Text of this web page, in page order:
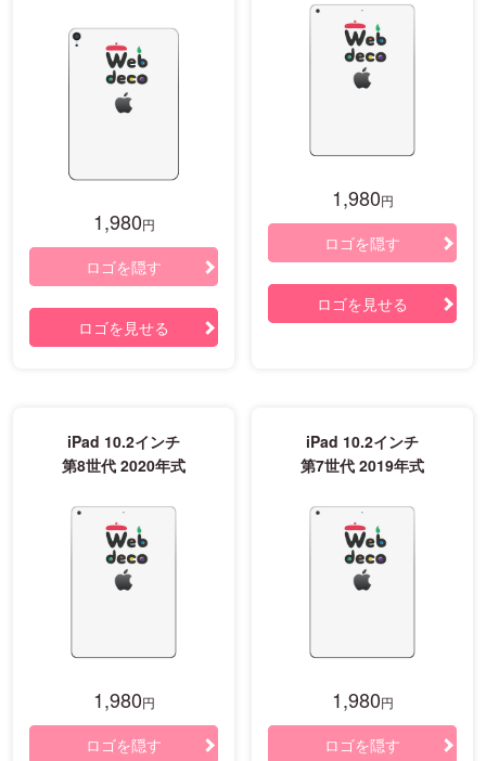
1,980円
ロゴを隠す
ロゴを見せる
1,980円
ロゴを隠す
ロゴを見せる
iPad 10.2インチ
第8世代 2020年式
1,980円
ロゴを隠す
iPad 10.2インチ
第7世代 2019年式
1,980円
ロゴを隠す